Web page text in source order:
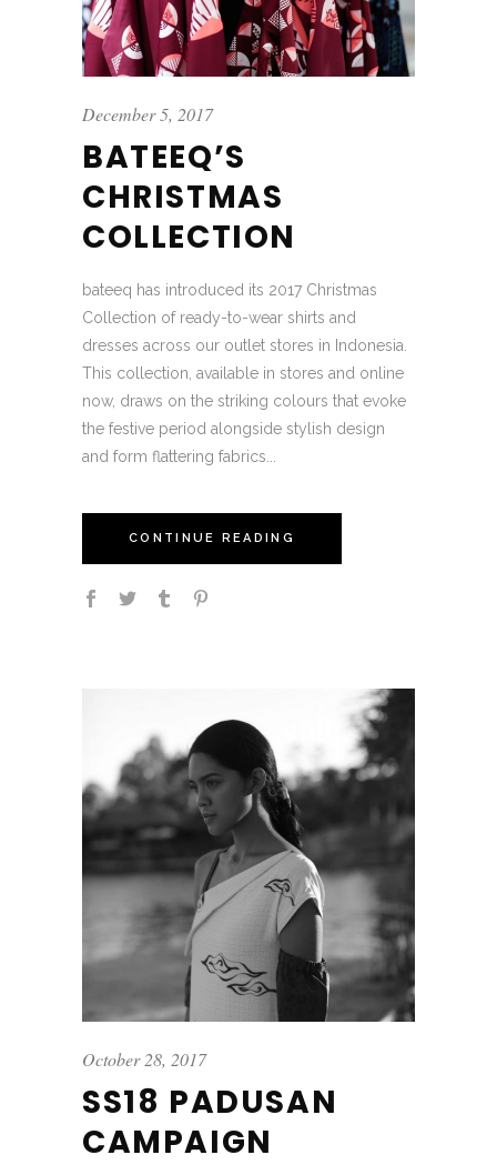
December 5, 2017
BATEEQ’S
CHRISTMAS
COLLECTION
bateeq has introduced its 2017 Christmas
Collection of ready-to-wear shirts and
dresses across our outlet stores in Indonesia.
This collection, available in stores and online
now, draws on the striking colours that evoke
the festive period alongside stylish design
and form flattering fabrics...
CONTINUE READING
October 28, 2017
SS18 PADUSAN
CAMPAIGN